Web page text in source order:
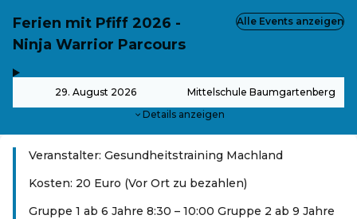
Ferien mit Pfiff 2026 -
Ninja Warrior Parcours
29. August 2026 Mittelschule Baumgartenberg
Details anzeigen
Alle Events anzeigen
Veranstalter: Gesundheitstraining Machland
Kosten: 20 Euro (Vor Ort zu bezahlen)
Gruppe 1 ab 6 Jahre 8:30 – 10:00 Gruppe 2 ab 9 Jahre